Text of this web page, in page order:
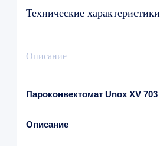
Технические характеристики
Описание
Пароконвектомат Unox XV 703
Описание